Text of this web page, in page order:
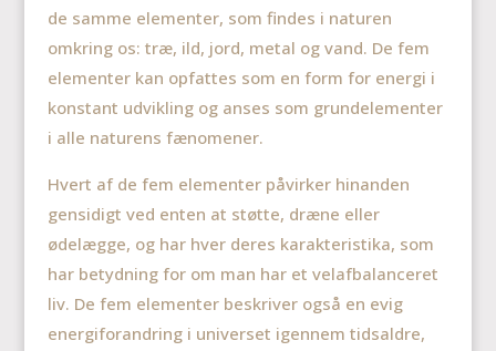
de samme elementer, som findes i naturen
omkring os: træ, ild, jord, metal og vand. De fem
elementer kan opfattes som en form for energi i
konstant udvikling og anses som grundelementer
i alle naturens fænomener.
Hvert af de fem elementer påvirker hinanden
gensidigt ved enten at støtte, dræne eller
ødelægge, og har hver deres karakteristika, som
har betydning for om man har et velafbalanceret
liv. De fem elementer beskriver også en evig
energiforandring i universet igennem tidsaldre,